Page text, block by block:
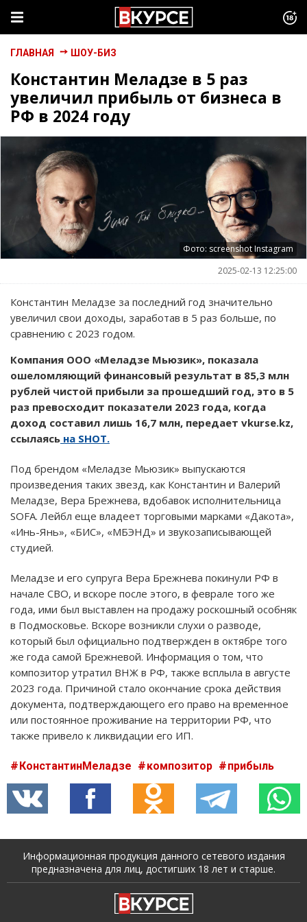
ГЛАВНАЯ ШОУ-БИЗ
Константин Меладзе в 5 раз
увеличил прибыль от бизнеса в
РФ в 2024 году
Фото: screenshot Instagram
2025-02-13 12:25:00
Константин Меладзе за последний год значительно
увеличил свои доходы, заработав в 5 раз больше, по
сравнению с 2023 годом.
Компания ООО «Меладзе Мьюзик», показала
ошеломляющий финансовый результат в 85,3 млн
рублей чистой прибыли за прошедший год, это в 5
раз превосходит показатели 2023 года, когда
доход составил лишь 16,7 млн, передает vkurse.kz,
ссылаясь на SHOT.
Под брендом «Меладзе Мьюзик» выпускаются
произведения таких звезд, как Константин и Валерий
Меладзе, Вера Брежнева, вдобавок исполнительница
SOFA. Лейбл еще владеет торговыми марками «Дакота»,
«Инь-Янь», «БИС», «МБЭНД» и звукозаписывающей
студией.
Меладзе и его супруга Вера Брежнева покинули РФ в
начале СВО, и вскоре после этого, в феврале того же
года, ими был выставлен на продажу роскошный особняк
в Подмосковье. Вскоре возникли слухи о разводе,
который был официально подтвержден в октябре того
же года самой Брежневой. Информация о том, что
композитор утратил ВНЖ в РФ, также всплыла в августе
2023 года. Причиной стало окончание срока действия
документа, подтверждающего его право на временное
или постоянное проживание на территории РФ, что
также привело к ликвидации его ИП.
КонстантинМеладзе композитор прибыль
Информационная продукция данного сетевого издания
предназначена для лиц, достигших 18 лет и старше.